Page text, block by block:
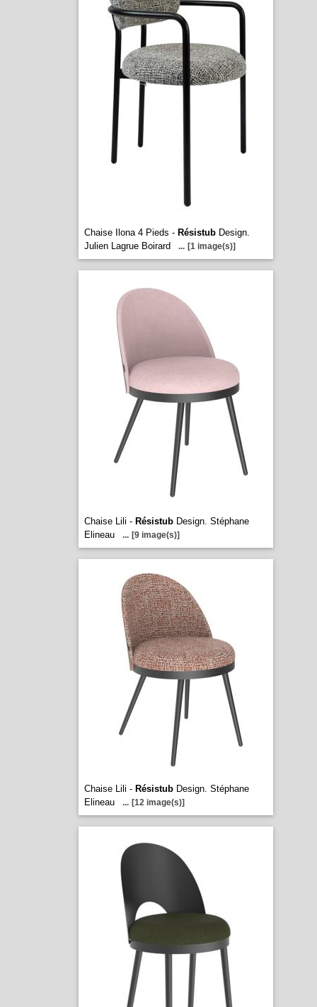
Chaise Ilona 4 Pieds - RésistubDesign.
Julien Lagrue Boirard
... [1 image(s)]
Chaise Lili - RésistubDesign. Stéphane
Elineau
... [9 image(s)]
Chaise Lili - RésistubDesign. Stéphane
Elineau
... [12 image(s)]